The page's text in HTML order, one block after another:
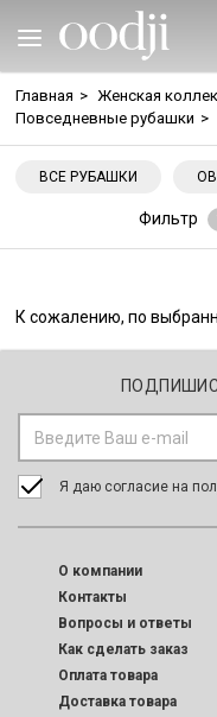
Главная > Женская
Повседневные рубашки >
ВСЕ РУБАШКИ
Фильтр
К сожалению, по
Я даю согласие на
O компании
Контакты
Вопросы и ответы
Как сделать заказ
Оплата товара
Доставка товара